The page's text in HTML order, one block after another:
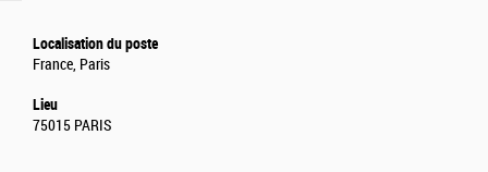
Localisation du poste
France, Paris
Lieu
75015 PARIS